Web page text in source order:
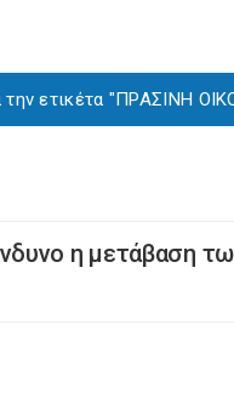
την ετικέτα "ΠΡΑΣΙΝΗ
η μετάβαση